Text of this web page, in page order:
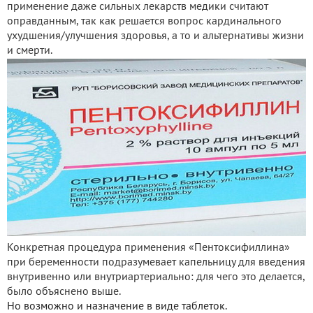
применение даже сильных лекарств медики считают
оправданным, так как решается вопрос кардинального
ухудшения/улучшения здоровья, а то и альтернативы жизни
и смерти.
Конкретная процедура применения «Пентоксифиллина»
при беременности подразумевает капельницу для введения
внутривенно или внутриартериально: для чего это делается,
было объяснено выше.
Но возможно и назначение в виде таблеток.